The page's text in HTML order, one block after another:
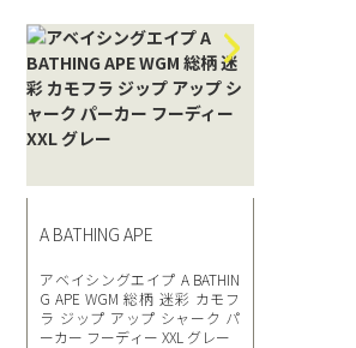
A BATHING APE
アベイシングエイプ A BATHIN
G APE WGM 総柄 迷彩 カモフ
ラ ジップ アップ シャーク パ
ーカー フーディー XXL グレー